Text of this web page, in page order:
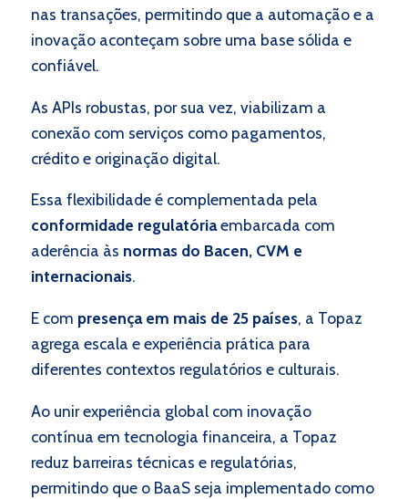
nas transações, permitindo que a automação e a
inovação aconteçam sobre uma base sólida e
confiável.
As APIs robustas, por sua vez, viabilizam a
conexão com serviços como pagamentos,
crédito e originação digital.
Essa flexibilidade é complementada pela
conformidade regulatóriaembarcada com
aderência às normas do Bacen, CVM e
internacionais.
E com presença em mais de 25 países, a Topaz
agrega escala e experiência prática para
diferentes contextos regulatórios e culturais.
Ao unir experiência global com inovação
contínua em tecnologia financeira, a Topaz
reduz barreiras técnicas e regulatórias,
permitindo que o BaaS seja implementado como